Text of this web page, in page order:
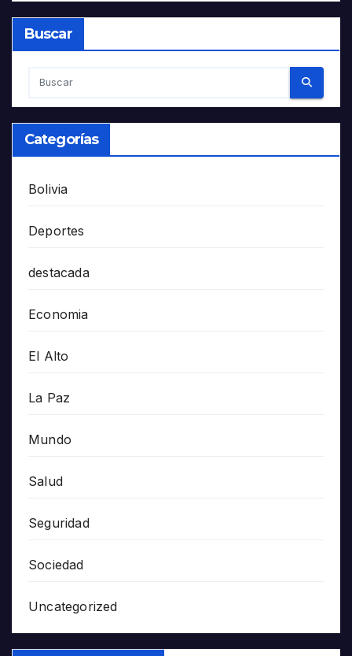
Buscar
Categorías
Bolivia
Deportes
destacada
Economia
El Alto
La Paz
Mundo
Salud
Seguridad
Sociedad
Uncategorized